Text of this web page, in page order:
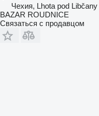
Чехия, Lhota pod Libčany
BAZAR ROUDNICE
Связаться с продавцом